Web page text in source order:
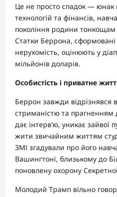
Це не просто спадок — юнак
технологій та фінансів,
покоління родини
Статки Беррона, сформовані
нерухомість, оцінюють у
мільйонів доларів.
Особистість і приватне
Беррон завжди відрізнявся
стриманістю та прагненням
дає інтерв’ю, уникає зайвої
жити звичайним життям
ЗМІ згадували про його
Вашингтоні, близькому до
поновлену охорону
Молодий Трамп вільно